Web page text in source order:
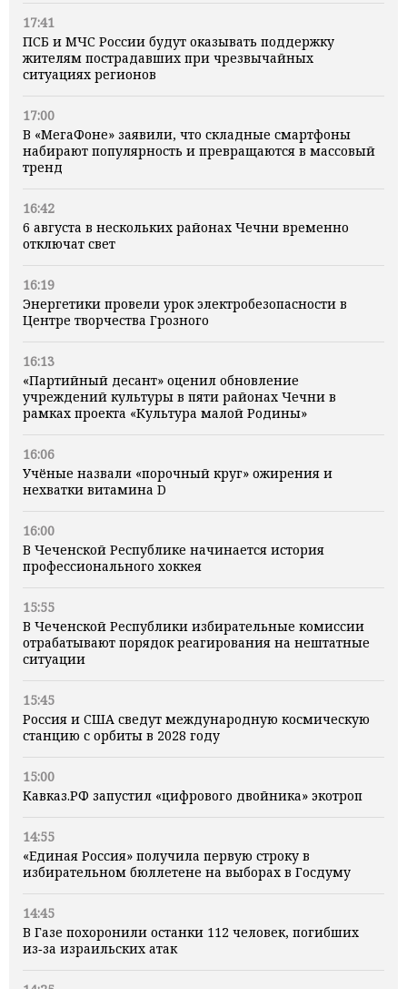
17:41
ПСБ и МЧС России будут оказывать поддержку
жителям пострадавших при чрезвычайных
ситуациях регионов
17:00
В «МегаФоне» заявили, что складные смартфоны
набирают популярность и превращаются в массовый
тренд
16:42
6 августа в нескольких районах Чечни временно
отключат свет
16:19
Энергетики провели урок электробезопасности в
Центре творчества Грозного
16:13
«Партийный десант» оценил обновление
учреждений культуры в пяти районах Чечни в
рамках проекта «Культура малой Родины»
16:06
Учёные назвали «порочный круг» ожирения и
нехватки витамина D
16:00
В Чеченской Республике начинается история
профессионального хоккея
15:55
В Чеченской Республики избирательные комиссии
отрабатывают порядок реагирования на нештатные
ситуации
15:45
Россия и США сведут международную космическую
станцию с орбиты в 2028 году
15:00
Кавказ.РФ запустил «цифрового двойника» экотроп
14:55
«Единая Россия» получила первую строку в
избирательном бюллетене на выборах в Госдуму
14:45
В Газе похоронили останки 112 человек, погибших
из‑за израильских атак